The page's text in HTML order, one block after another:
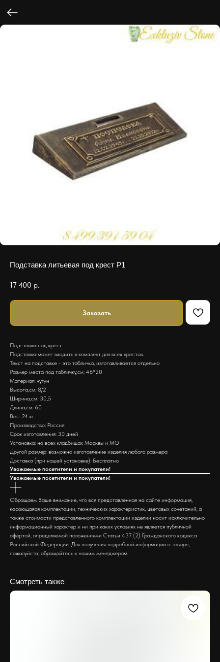
Подставка литьевая под крест P1
17 400 р.
Заказать
Подставка под крест
Подставка может входить в комплект для всех крестов.
Текст на подставке - это табличка, изготавливается отдельно
Размер места под табличку,см: 46*20
Материал: чугун
Высота,см: 8/2
Ширина,см: 30,5
Длина,см: 60
Вес: 24 кг
Производство: Россия
Срок изготовления: 30 дней
Установка: на всех кладбищах Москвы и МО
Другой размер: возможно изготовление изделия любого размера
Доставка (при нашей установке): Бесплатно
Уважаемые посетители и покупатели!
Уважаемые посетители и покупатели!
Обращаем Ваше внимание, что вся представленная на сайте информация,
касающаяся комплектации, технических характеристик, цветовых сочетаний, а
также стоимости представленного комплектации изделии носит исключительно
информационный характер и ни при каких условиях не является публичной
офертой, определяемой положениями Статьи 437 (2) Гражданского кодекса
Российской Федерации. Для получения подробной информации о товаре,
пожалуйста, обращайтесь к нашим менеджерам.
Смотреть также